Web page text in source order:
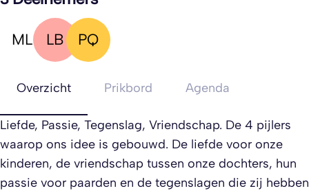
ML LB PQ
Overzicht Prikbord Agenda
Liefde, Passie, Tegenslag, Vriendschap. De 4 pijlers
waarop ons idee is gebouwd. De liefde voor onze
kinderen, de vriendschap tussen onze dochters, hun
passie voor paarden en de tegenslagen die zij hebben